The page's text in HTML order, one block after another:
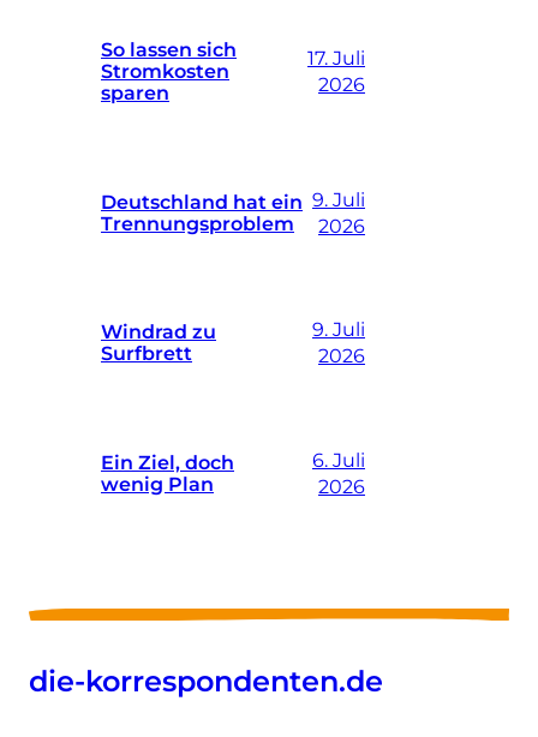
So lassen sich
Stromkosten
sparen
17. Juli
2026
Deutschland hat ein
Trennungsproblem
9. Juli
2026
Windrad zu
Surfbrett
9. Juli
2026
Ein Ziel, doch
wenig Plan
6. Juli
2026
die-korrespondenten.de